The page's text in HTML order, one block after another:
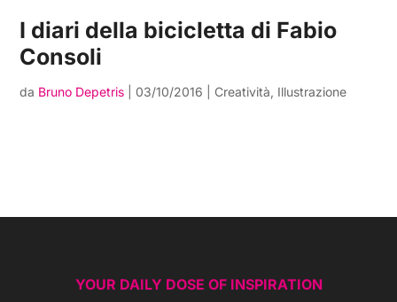
I diari della bicicletta di Fabio
Consoli
da Bruno Depetris 03/10/2016 Creatività, Illustrazione
YOUR DAILY DOSE OF INSPIRATION